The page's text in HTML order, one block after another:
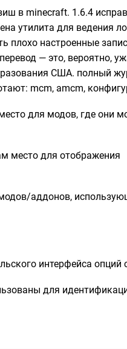
в minecraft. 1.6.4
утилита для ведения
плохо настроенные
— это, вероятно,
США. полный
mcm, amcm,
для модов, где они
место для отображения
аддонов,
интерфейса
для